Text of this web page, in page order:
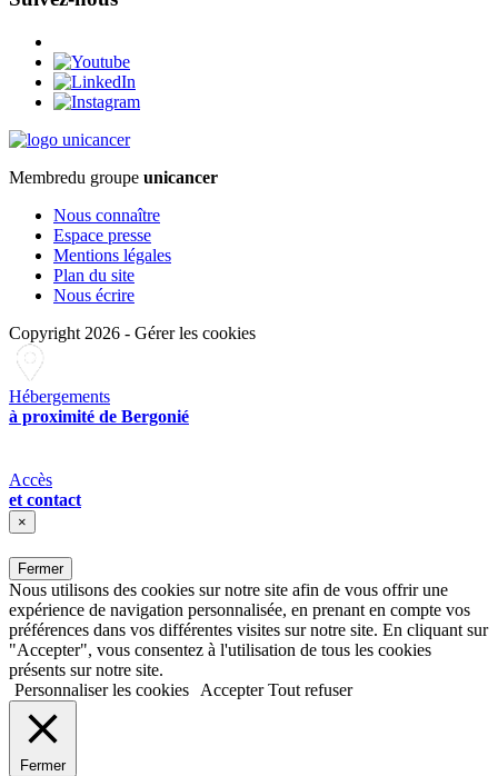
Membredu groupe unicancer
Nous connaître
Espace presse
Mentions légales
Plan du site
Nous écrire
Copyright 2026 - Gérer les cookies
Hébergements
à proximité de Bergonié
Accès
et contact
×
Fermer
Nous utilisons des cookies sur notre site afin de vous offrir une
expérience de navigation personnalisée, en prenant en compte vos
préférences dans vos différentes visites sur notre site. En cliquant sur
"Accepter", vous consentez à l'utilisation de tous les cookies
présents sur notre site.
Personnaliser les cookies
Accepter Tout refuser
Fermer